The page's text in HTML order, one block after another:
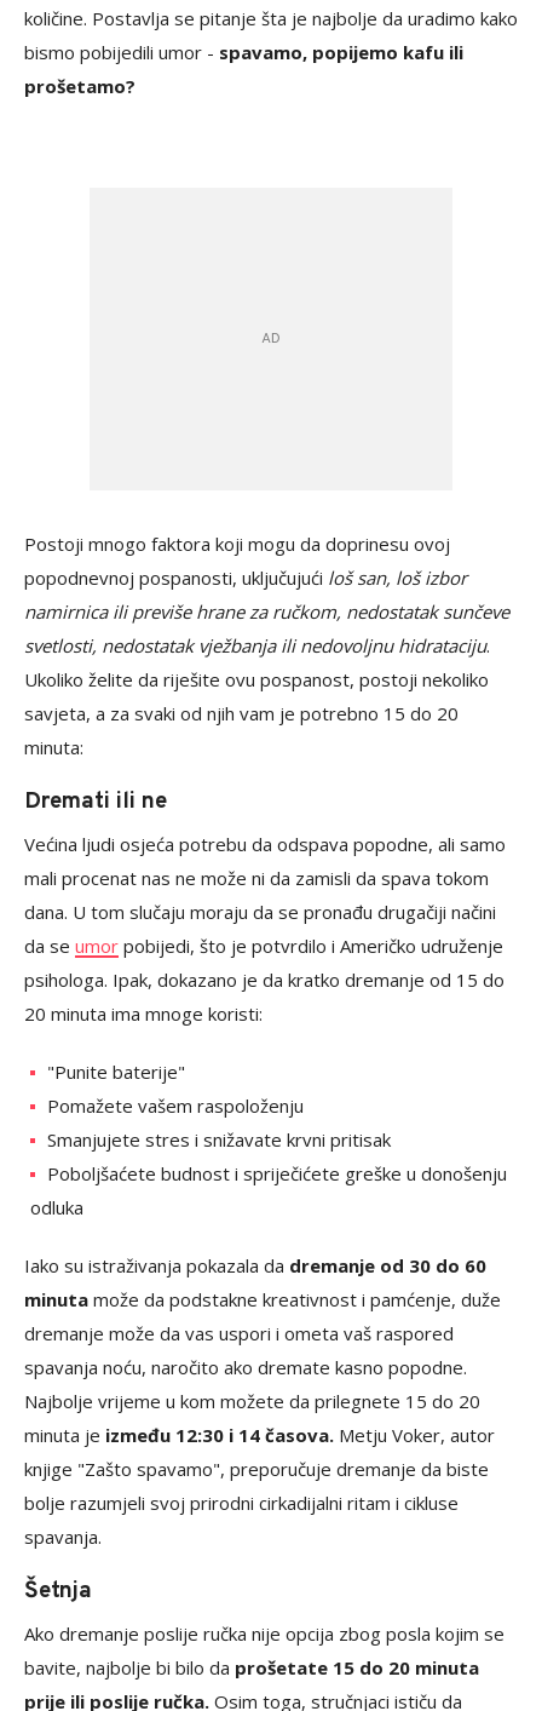
količine. Postavlja se pitanje šta je najbolje da uradimo kako
bismo pobijedili umor - spavamo, popijemo kafu ili
prošetamo?
Postoji mnogo faktora koji mogu da doprinesu ovoj
popodnevnoj pospanosti, uključujući loš san, loš izbor
namirnica ili previše hrane za ručkom, nedostatak sunčeve
svetlosti, nedostatak vježbanja ili nedovoljnu hidrataciju.
Ukoliko želite da riješite ovu pospanost, postoji nekoliko
savjeta, a za svaki od njih vam je potrebno 15 do 20
minuta:
Dremati ili ne
Većina ljudi osjeća potrebu da odspava popodne, ali samo
mali procenat nas ne može ni da zamisli da spava tokom
dana. U tom slučaju moraju da se pronađu drugačiji načini
da se umor pobijedi, što je potvrdilo i Američko udruženje
psihologa. Ipak, dokazano je da kratko dremanje od 15 do
20 minuta ima mnoge koristi:
"Punite baterije"
Pomažete vašem raspoloženju
Smanjujete stres i snižavate krvni pritisak
Poboljšaćete budnost i spriječićete greške u donošenju
odluka
Iako su istraživanja pokazala da dremanje od 30 do 60
minuta može da podstakne kreativnost i pamćenje, duže
dremanje može da vas uspori i ometa vaš raspored
spavanja noću, naročito ako dremate kasno popodne.
Najbolje vrijeme u kom možete da prilegnete 15 do 20
minuta je između 12:30 i 14 časova. Metju Voker, autor
knjige "Zašto spavamo", preporučuje dremanje da biste
bolje razumjeli svoj prirodni cirkadijalni ritam i cikluse
spavanja.
Šetnja
Ako dremanje poslije ručka nije opcija zbog posla kojim se
bavite, najbolje bi bilo da prošetate 15 do 20 minuta
prije ili poslije ručka. Osim toga, stručnjaci ističu da